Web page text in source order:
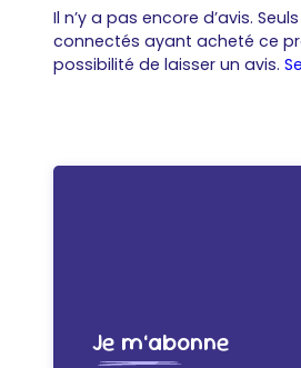
Il n’y a pas encore d’avis.
connectés ayant acheté ce
possibilité de laisser un avis.
Je m’abonne